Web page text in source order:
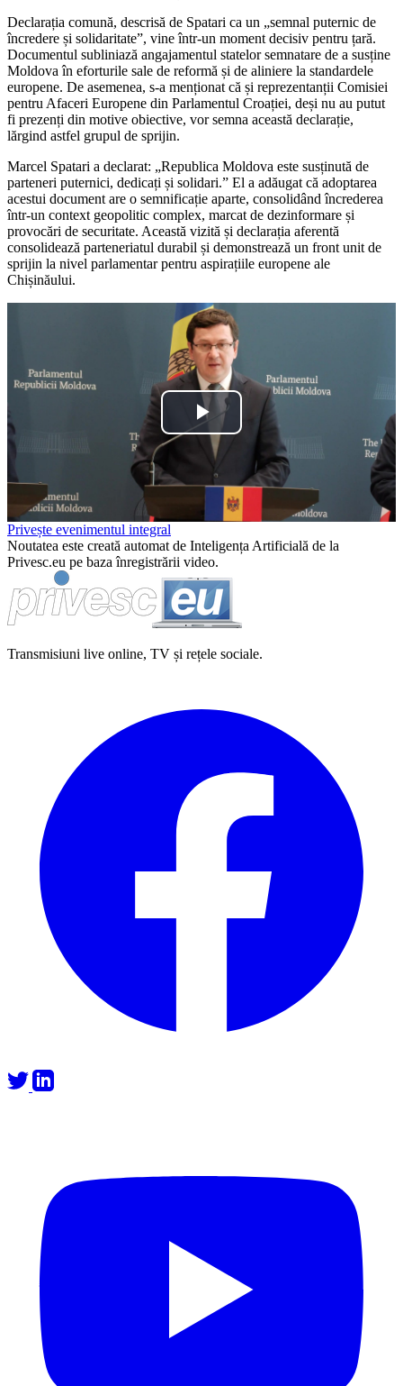
Declarația comună, descrisă de Spatari ca un „semnal puternic de
încredere și solidaritate”, vine într-un moment decisiv pentru țară.
Documentul subliniază angajamentul statelor semnatare de a susține
Moldova în eforturile sale de reformă și de aliniere la standardele
europene. De asemenea, s-a menționat că și reprezentanții Comisiei
pentru Afaceri Europene din Parlamentul Croației, deși nu au putut
fi prezenți din motive obiective, vor semna această declarație,
lărgind astfel grupul de sprijin.
Marcel Spatari a declarat: „Republica Moldova este susținută de
parteneri puternici, dedicați și solidari.” El a adăugat că adoptarea
acestui document are o semnificație aparte, consolidând încrederea
într-un context geopolitic complex, marcat de dezinformare și
provocări de securitate. Această vizită și declarația aferentă
consolidează parteneriatul durabil și demonstrează un front unit de
sprijin la nivel parlamentar pentru aspirațiile europene ale
Chișinăului.
Play
Video
Privește evenimentul integral
Noutatea este creată automat de Inteligența Artificială de la
Privesc.eu pe baza înregistrării video.
Transmisiuni live online, TV și rețele sociale.